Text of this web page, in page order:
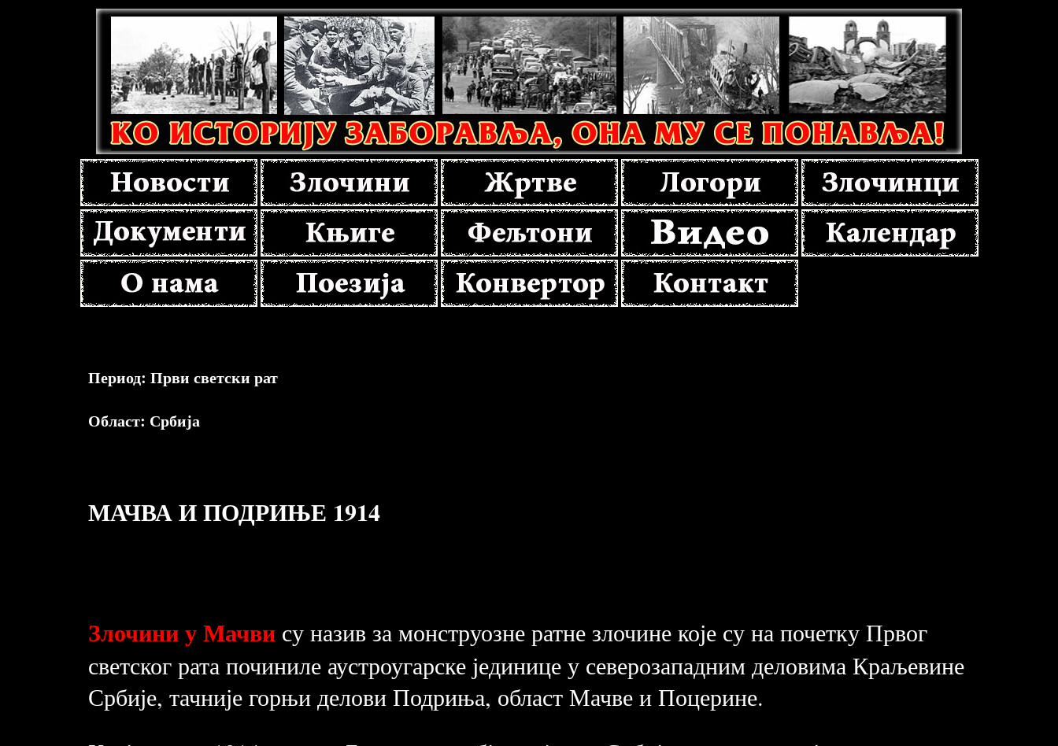
Период: Први светски рат
Област: Србија
МАЧВА И ПОДРИЊЕ 1914
Злочини у Мачвису назив за монструозне ратне злочине које су на почетку Првог
светског рата починиле аустроугарске јединице у северозападним деловима Краљевине
Србије, тачније горњи делови Подриња, област Мачве и Поцерине.